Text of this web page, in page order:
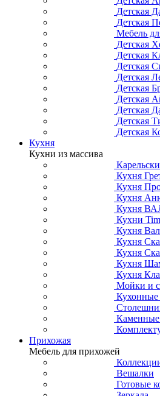
Детская
Детская
Мебель
Детская
Детская
Детская
Детская
Детская
Детская
Детская
Детская
Детская
Кухня
Кухни из массива
Кухня
Кухня
Кухня
Кухня
Кухни
Кухня
Кухня
Кухня
Кухня
Кухня
Мойки и
Прихожая
Мебель для прихожей
Вешалки
Готовые